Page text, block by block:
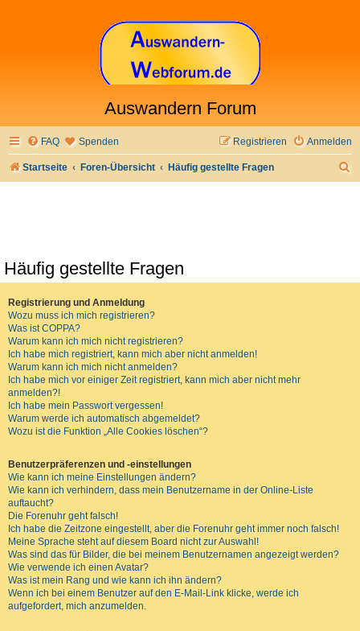
Auswandern Forum
FAQ Spenden Anmelden
Registrieren
Startseite Foren-Übersicht Häufig gestellte Fragen
Häufig gestellte Fragen
Registrierung und Anmeldung
Wozu muss ich mich registrieren?
Was ist COPPA?
Warum kann ich mich nicht registrieren?
Ich habe mich registriert, kann mich aber nicht anmelden!
Warum kann ich mich nicht anmelden?
Ich habe mich vor einiger Zeit registriert, kann mich aber nicht mehr
anmelden?!
Ich habe mein Passwort vergessen!
Warum werde ich automatisch abgemeldet?
Wozu ist die Funktion „Alle Cookies löschen“?
Benutzerpräferenzen und -einstellungen
Wie kann ich meine Einstellungen ändern?
Wie kann ich verhindern, dass mein Benutzername in der Online-Liste
auftaucht?
Die Forenuhr geht falsch!
Ich habe die Zeitzone eingestellt, aber die Forenuhr geht immer noch falsch!
Meine Sprache steht auf diesem Board nicht zur Auswahl!
Was sind das für Bilder, die bei meinem Benutzernamen angezeigt werden?
Wie verwende ich einen Avatar?
Was ist mein Rang und wie kann ich ihn ändern?
Wenn ich bei einem Benutzer auf den E-Mail-Link klicke, werde ich
aufgefordert, mich anzumelden.